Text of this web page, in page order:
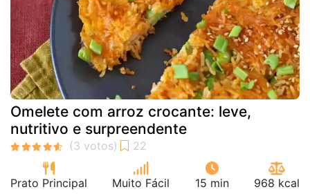
Omelete com arroz crocante: leve,
nutritivo e surpreendente
Prato Principal Muito Fácil 15 min 968 kcal